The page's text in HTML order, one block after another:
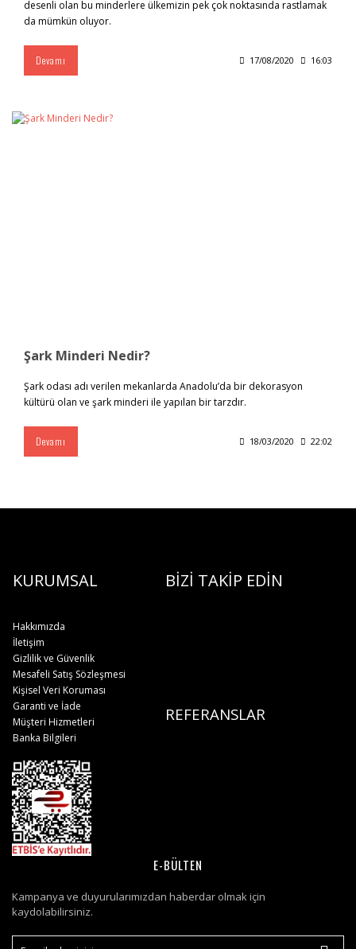
desenli olan bu minderlere ülkemizin pek çok noktasında rastlamak
da mümkün oluyor.
Devamı 17/08/2020 16:03
Şark Minderi Nedir?
Şark odası adı verilen mekanlarda Anadolu’da bir dekorasyon
kültürü olan ve şark minderi ile yapılan bir tarzdır.
Devamı 18/03/2020 22:02
KURUMSAL BİZİ TAKİP EDİN
Hakkımızda
İletişim
Gizlilik ve Güvenlik
Mesafeli Satış Sözleşmesi
Kişisel Veri Koruması
REFERANSLAR
Garanti ve İade
Müşteri Hizmetleri
Banka Bilgileri
E-BÜLTEN
Kampanya ve duyurularımızdan haberdar olmak için
kaydolabilirsiniz.